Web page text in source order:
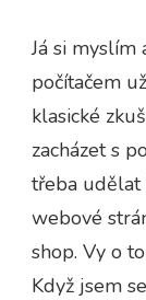
Já si myslím
počítačem
klasické
zacházet s
třeba udělat
webové
shop. Vy o
Když jsem